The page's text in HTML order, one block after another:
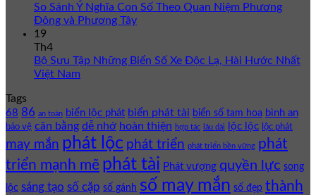
So Sánh Ý Nghĩa Con Số Theo Quan Niệm Phương
Đông và Phương Tây
19
Th4
Bộ Sưu Tập Những Biển Số Xe Độc Lạ, Hài Hước Nhất
Việt Nam
Tags
68 86 an toàn biển lộc phát biển phát tài biển số tam hoa bình an
bảo vệ cân bằng dễ nhớ hoàn thiện hợp tác lâu dài lộc lộc lộc phát
may mắn phát lộc phát triển phát triển bền vững phát
triển mạnh mẽ phát tài Phát vượng quyền lực song
lộc sáng tạo số cặp số gánh số may mắn số đẹp thành